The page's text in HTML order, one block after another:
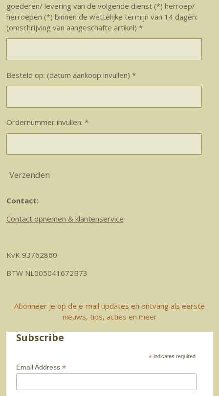
goederen/ levering van de volgende dienst (*) herroep/
herroepen (*) binnen de wettelijke termijn van 14 dagen:
(omschrijving van aangeschafte artikel) *
Besteld op: (datum aankoop invullen) *
Ordernummer invullen: *
Verzenden
Contact:
Contact opnemen & klantenservice
KvK 93762860
BTW NL005041672B73
Abonneer je op de e-mail updates en ontvang als eerste
nieuws, tips, acties en meer
Subscribe
* indicates required
Email Address *